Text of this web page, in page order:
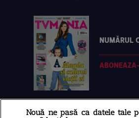
NUMĂRUL
Libertatea
Nouă ne pasă ca datele tale